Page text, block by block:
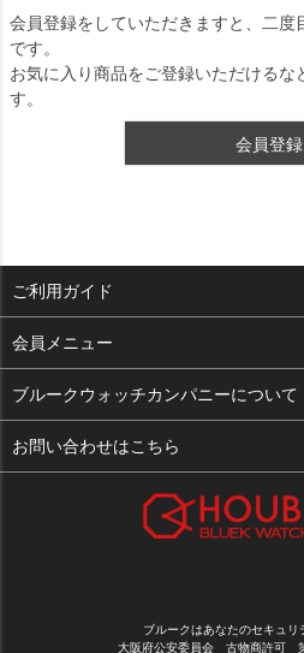
会員登録をしていただきますと、二度
です。
お気に入り商品をご登録いただけるな
す。
会員登録
ご利用ガイド
よくある質問
支払い・送料
修理依頼
会員メニュー
ログイン
お気に入り
ブルークウォッチカンパニーについて
会社概要
お問い合わせはこちら
ブルークはあなたのセキュリ
大阪府公安委員会 古物商許可